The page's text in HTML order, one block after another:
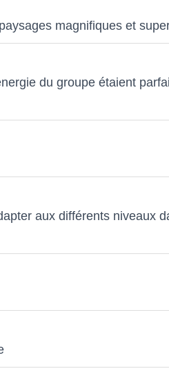
magnifiques et
du groupe étaient
aux différents niveaux